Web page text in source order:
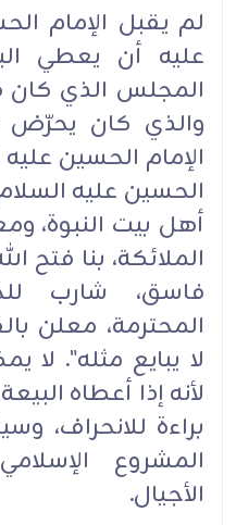
لم يقبل الإمام
عليه أن يعطي
المجلس الذي كان
والذي كان يحرّض
الإمام الحسين عليه
الحسين عليه
أهل بيت النبوة،
الملائكة، بنا فتح
فاسق، شارب
المحترمة، معلن
لا يبايع مثله". لا
لأنه إذا أعطاه
براءة
المشروع
الأجيال.‏